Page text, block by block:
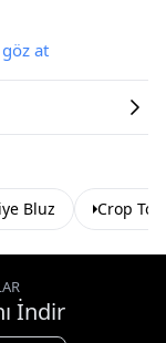
göz at
Bluz Crop
İndir